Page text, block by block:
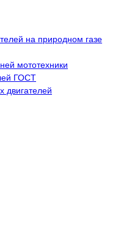
на природном газе
мототехники
ГОСТ
двигателей